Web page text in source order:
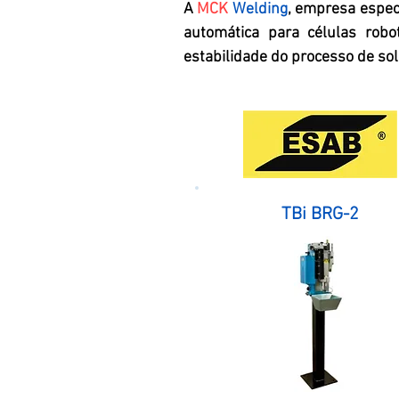
A MCK Welding, empresa
automática para células
estabilidade do processo de
TBi BRG-2